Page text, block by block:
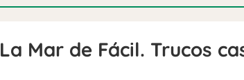
La Mar de Fácil. Trucos